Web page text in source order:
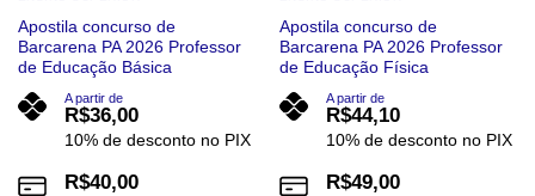
Apostila concurso de
Barcarena PA 2026 Professor
de Educação Básica
A partir de
R$36,00
10% de desconto no PIX
R$40,00
Apostila concurso de
Barcarena PA 2026 Professor
de Educação Física
A partir de
R$44,10
10% de desconto no PIX
R$49,00